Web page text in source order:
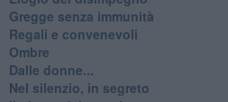
Gregge senza immunità
Regali e convenevoli
Ombre
Dalle donne...
Nel silenzio, in segreto